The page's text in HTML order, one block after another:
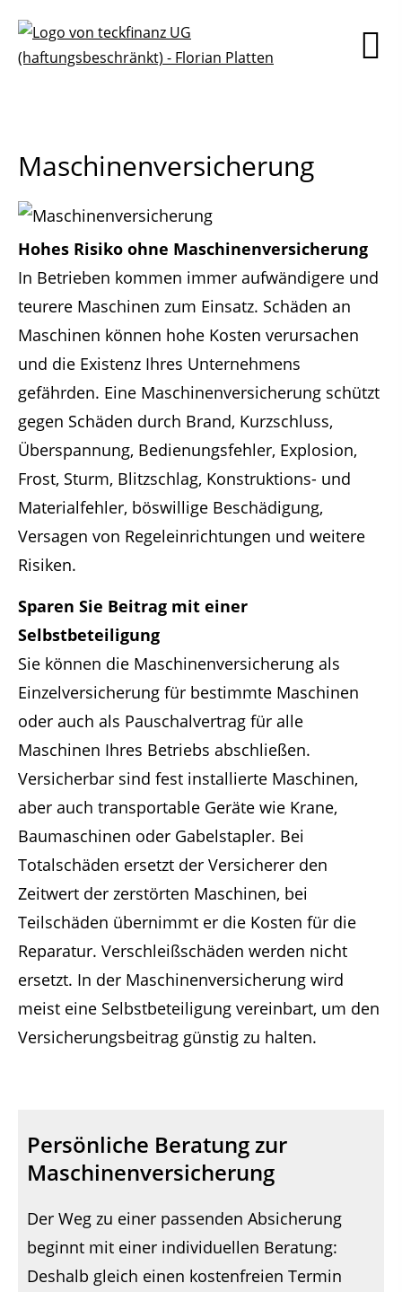
Maschinenversicherung
Hohes Risiko ohne Maschinenversicherung
In Betrieben kommen immer aufwändigere und
teurere Maschinen zum Einsatz. Schäden an
Maschinen können hohe Kosten verursachen
und die Existenz Ihres Unternehmens
gefährden. Eine Maschinenversicherung schützt
gegen Schäden durch Brand, Kurzschluss,
Überspannung, Bedienungsfehler, Explosion,
Frost, Sturm, Blitzschlag, Konstruktions- und
Materialfehler, böswillige Beschädigung,
Versagen von Regeleinrichtungen und weitere
Risiken.
Sparen Sie Beitrag mit einer
Selbstbeteiligung
Sie können die Maschinenversicherung als
Einzelversicherung für bestimmte Maschinen
oder auch als Pauschalvertrag für alle
Maschinen Ihres Betriebs abschließen.
Versicherbar sind fest installierte Maschinen,
aber auch transportable Geräte wie Krane,
Baumaschinen oder Gabelstapler. Bei
Totalschäden ersetzt der Versicherer den
Zeitwert der zerstörten Maschinen, bei
Teilschäden übernimmt er die Kosten für die
Reparatur. Verschleißschäden werden nicht
ersetzt. In der Maschinenversicherung wird
meist eine Selbstbeteiligung vereinbart, um den
Versicherungsbeitrag günstig zu halten.
Persönliche Beratung zur
Maschinenversicherung
Der Weg zu einer passenden Absicherung
beginnt mit einer individuellen Beratung:
Deshalb gleich einen kostenfreien Termin